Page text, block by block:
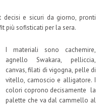
e sicuri da giorno, pronti
più sofisticati per la sera.
I materiali sono cachemire,
agnello Swakara, pelliccia,
canvas, filati di vigogna, pelle di
vitello, camoscio e alligatore. I
colori coprono decisamente la
palette che va dal cammello al